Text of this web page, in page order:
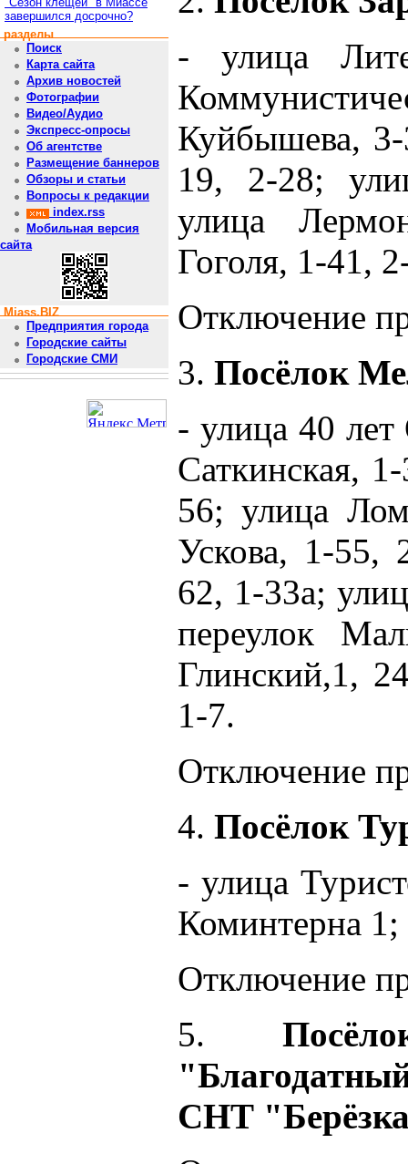
завершился досрочно?
разделы
Поиск
Карта сайта
Архив новостей
Фотографии
Видео/Аудио
Экспресс-опросы
Об агентстве
Размещение баннеров
Обзоры и статьи
Вопросы к редакции
index.rss
Мобильная версия
сайта
Miass.BIZ
Предприятия города
Городские сайты
Городские СМИ
- улица
Куйбышева,
19, 2-28;
улица
Гоголя, 1-41,
Отключение
3. Посёлок
- улица 40
Саткинская,
56; улица
Ускова, 1-55,
62, 1-33а;
переулок
Глинский,1,
1-7.
Отключение
4. Посёлок
- улица
Коминтерна
Отключение
5.
СНТ